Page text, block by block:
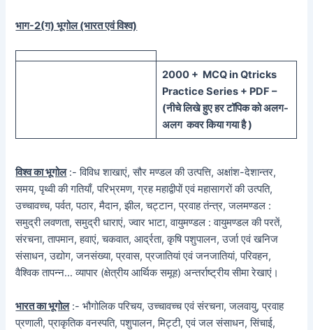
भाग-2(ग) भूगोल (भारत एवं विश्व)
2000 + MCQ in Qtricks
Practice Series + PDF –
(नीचेलिखे हुएहर टॉपिक कोअलग-
अलग कवर किया गया है )
विश्व का भूगोल:- विविध शाखाएं, सौर मण्डल की उत्पत्ति, अक्षांश-देशान्तर,
समय, पृथ्वी की गतियाँ, परिभ्रमण, ग्रह महाद्वीपों एवं महासागरों की उत्पति,
उच्चावच्च, पर्वत, पठार, मैदान, झील, चट्टान, प्रवाह तंन्त्र, जलमण्डल :
समुद्री लवणता, समुद्री धाराएं, ज्वार भाटा, वायुमण्डल : वायुमण्डल की परतें,
संरचना, तापमान, हवाएं, चकवात, आर्द्रता, कृषि पशुपालन, उर्जा एवं खनिज
संसाधन, उद्योग, जनसंख्या, प्रवास, प्रजातियां एवं जनजातियां, परिवहन,
वैश्विक तापन्न… व्यापार (क्षेत्रीय आर्थिक समूह) अन्तर्राष्ट्रीय सीमा रेखाएं।
भारत का भूगोल:- भौगोलिक परिचय, उच्चावच्च एवं संरचना, जलवायु, प्रवाह
प्रणाली, प्राकृतिक वनस्पति, पशुपालन, मिट्टी, एवं जल संसाधन, सिंचाई,